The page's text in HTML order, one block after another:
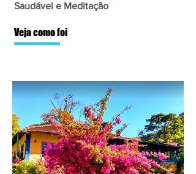
Saudável e Meditação
Veja como foi